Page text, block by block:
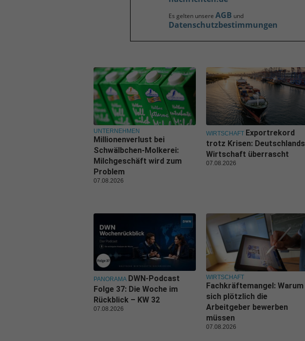
Es gelten unsere AGB und
Datenschutzbestimmungen
UNTERNEHMEN
Millionenverlust bei
Schwälbchen-Molkerei:
Milchgeschäft wird zum
Problem
07.08.2026
WIRTSCHAFT Exportrekord
trotz Krisen: Deutschlands
Wirtschaft überrascht
07.08.2026
PANORAMA DWN-Podcast
Folge 37: Die Woche im
Rückblick – KW 32
07.08.2026
WIRTSCHAFT
Fachkräftemangel: Warum
sich plötzlich die
Arbeitgeber bewerben
müssen
07.08.2026